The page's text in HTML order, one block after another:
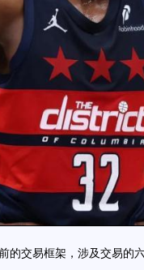
交易框架，涉及交易的